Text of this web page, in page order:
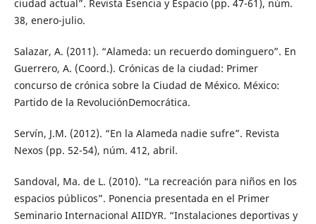
ciudad actual”. Revista Esencia y Espacio (pp. 47-61), núm.
38, enero-julio.
Salazar, A. (2011). “Alameda: un recuerdo dominguero”. En
Guerrero, A. (Coord.). Crónicas de la ciudad: Primer
concurso de crónica sobre la Ciudad de México. México:
Partido de la RevoluciónDemocrática.
Servín, J.M. (2012). “En la Alameda nadie sufre”. Revista
Nexos (pp. 52-54), núm. 412, abril.
Sandoval, Ma. de L. (2010). “La recreación para niños en los
espacios públicos”. Ponencia presentada en el Primer
Seminario Internacional AIIDYR. “Instalaciones deportivas y